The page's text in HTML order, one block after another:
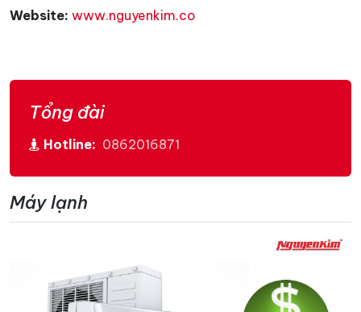
Website: www.nguyenkim.co
Tổng đài
Hotline: 0862016871
Máy lạnh